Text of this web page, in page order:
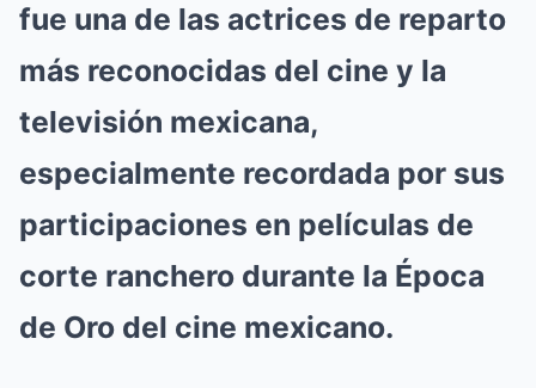
fue una de las actrices de reparto
más reconocidas del cine y la
televisión mexicana,
especialmente recordada por sus
participaciones en películas de
corte ranchero durante la Época
de Oro del cine mexicano.